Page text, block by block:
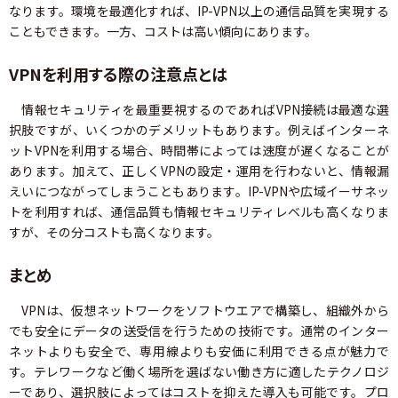
なります。環境を最適化すれば、IP-VPN以上の通信品質を実現する
こともできます。一方、コストは高い傾向にあります。
VPNを利用する際の注意点とは
情報セキュリティを最重要視するのであればVPN接続は最適な選
択肢ですが、いくつかのデメリットもあります。例えばインターネ
ットVPNを利用する場合、時間帯によっては速度が遅くなることが
あります。加えて、正しくVPNの設定・運用を行わないと、情報漏
えいにつながってしまうこともあります。IP-VPNや広域イーサネッ
トを利用すれば、通信品質も情報セキュリティレベルも高くなりま
すが、その分コストも高くなります。
まとめ
VPNは、仮想ネットワークをソフトウエアで構築し、組織外から
でも安全にデータの送受信を行うための技術です。通常のインター
ネットよりも安全で、専用線よりも安価に利用できる点が魅力で
す。テレワークなど働く場所を選ばない働き方に適したテクノロジ
ーであり、選択肢によってはコストを抑えた導入も可能です。プロ